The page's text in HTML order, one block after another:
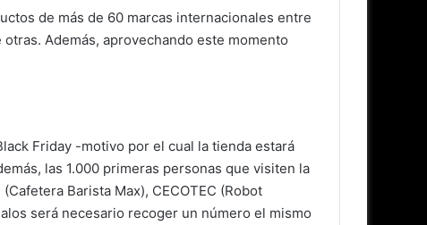
de más de 60 marcas internacionales entre
Además, aprovechando este momento
Friday -motivo por el cual la tienda estará
las 1.000 primeras personas que visiten la
Barista Max), CECOTEC (Robot
será necesario recoger un número el mismo